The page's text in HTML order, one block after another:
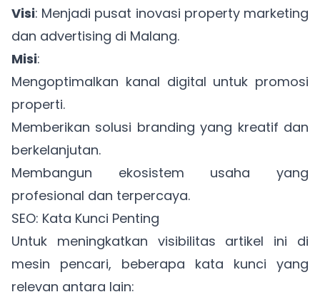
Visi: Menjadi pusat inovasi property marketing
dan advertising di Malang.
Misi:
Mengoptimalkan kanal digital untuk promosi
properti.
Memberikan solusi branding yang kreatif dan
berkelanjutan.
Membangun ekosistem usaha yang
profesional dan terpercaya.
SEO: Kata Kunci Penting
Untuk meningkatkan visibilitas artikel ini di
mesin pencari, beberapa kata kunci yang
relevan antara lain: